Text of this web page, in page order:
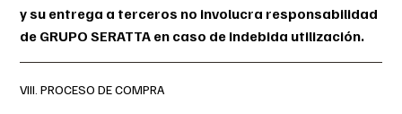
y su entrega a terceros no involucra responsabilidad
de GRUPO SERATTA en caso de indebida utilización.
VIII. PROCESO DE COMPRA